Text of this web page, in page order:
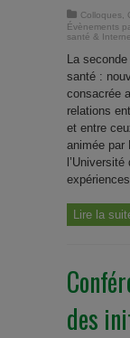
Colloques
Évènements
santé &
La
santé :
consacrée
relations
et entre
animée par
Lire la
des